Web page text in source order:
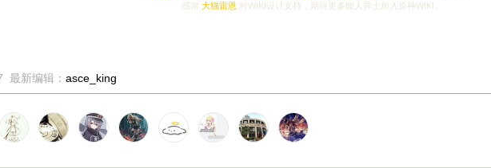
感谢 大猫雷恩 对WIKI设计支持，期待更多能人异士加入原神WIKI。
最新编辑： asce_king